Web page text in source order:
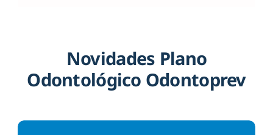
Novidades Plano
Odontológico Odontoprev